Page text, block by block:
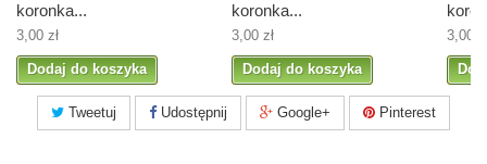
koronka...
3,00 zł
Dodaj do koszyka
koronka...
3,00 zł
Dodaj do koszyka
3,00
Tweetuj Udostępnij Google+ Pinterest